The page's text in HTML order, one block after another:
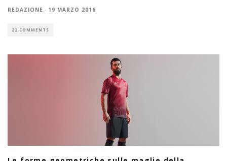
REDAZIONE · 19 MARZO 2016
22 COMMENTS